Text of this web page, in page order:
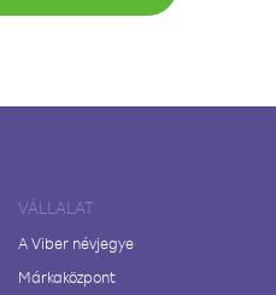
VÁLLALAT
A Viber névjegye
Márkaközpont